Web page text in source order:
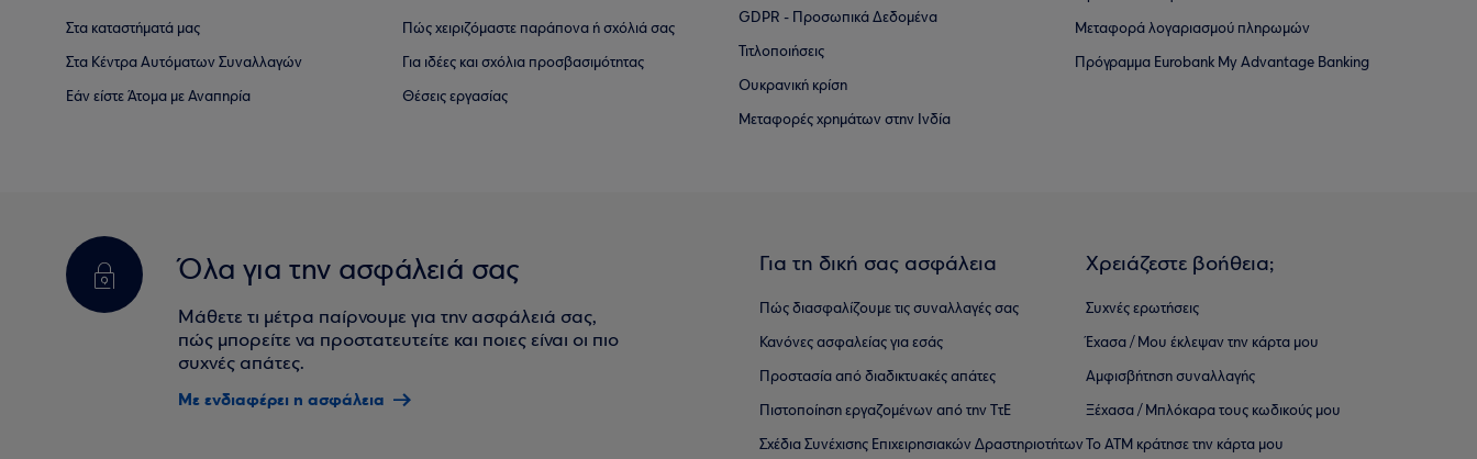
Στα καταστήματά μας
Στα Κέντρα Αυτόματων Συναλλαγών
Εάν είστε Άτομα με Αναπηρία
Πώς χειριζόμαστε παράπονα ή σχόλιά σας
Για ιδέες και σχόλια προσβασιμότητας
Θέσεις εργασίας
GDPR - Προσωπικά Δεδομένα
Τιτλοποιήσεις
Ουκρανική κρίση
Μεταφορές χρημάτων στην Ινδία
Μεταφορά λογαριασμού πληρωμών
Πρόγραμμα Eurobank My Advantage Banking
Όλα για την ασφάλειά σας
Μάθετε τι μέτρα παίρνουμε για την ασφάλειά σας,
πώς μπορείτε να προστατευτείτε και ποιες είναι οι πιο
συχνές απάτες.
Με ενδιαφέρει η ασφάλεια
Για τη δική σας ασφάλεια
Πώς διασφαλίζουμε τις συναλλαγές σας
Κανόνες ασφαλείας για εσάς
Προστασία από διαδικτυακές απάτες
Πιστοποίηση εργαζομένων από την ΤτΕ
Σχέδια Συνέχισης Επιχειρησιακών ∆ραστηριοτήτων
Χρειάζεστε βοήθεια;
Συχνές ερωτήσεις
Έχασα / Μου έκλεψαν την κάρτα μου
Αμφισβήτηση συναλλαγής
Ξέχασα / Μπλόκαρα τους κωδικούς μου
Το ΑΤΜ κράτησε την κάρτα μου